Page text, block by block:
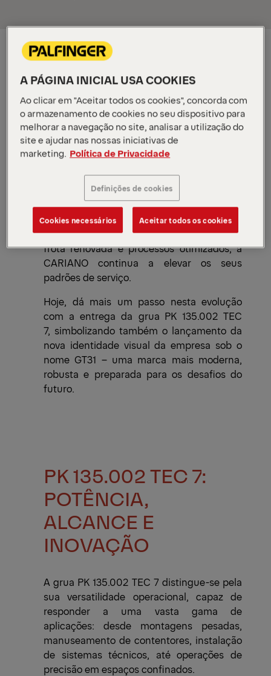
CARIANO SA
setor, a CARIANO SA construiu uma
reputação sólida no mercado nacional,
sustentada numa equipa de profissionais
altamente qualificados e reconhecidos.
Nos últimos anos, a empresa embarcou
numa transformação profunda, reforçando
a sua estrutura organizacional, apostando
na qualidade, segurança, sustentabilidade
e modernização tecnológica. Com uma
frota renovada e processos otimizados, a
CARIANO continua a elevar os seus
padrões de serviço.
Hoje, dá mais um passo nesta evolução
com a entrega da grua PK 135.002 TEC
7, simbolizando também o lançamento da
nova identidade visual da empresa sob o
nome GT31 – uma marca mais moderna,
robusta e preparada para os desafios do
futuro.
PK 135.002 TEC 7:
POTÊNCIA,
ALCANCE E
INOVAÇÃO
A grua PK 135.002 TEC 7 distingue-se pela
sua versatilidade operacional, capaz de
responder a uma vasta gama de
aplicações: desde montagens pesadas,
manuseamento de contentores, instalação
de sistemas técnicos, até operações de
precisão em espaços confinados.
A PÁGINA INICIAL USA COOKIES
Ao clicar em "Aceitar todos os cookies", concorda com
o armazenamento de cookies no seu dispositivo para
melhorar a navegação no site, analisar a utilização do
site e ajudar nas nossas iniciativas de
marketing. Política de Privacidade
Definições de cookies
Cookies necessários Aceitar todos os cookies